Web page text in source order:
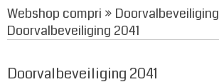
Webshop compri » Doorvalbeveiliging
Doorvalbeveiliging 2041
Doorvalbeveiliging 2041